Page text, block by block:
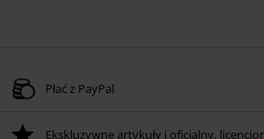
Płać z PayPal
Ekskluzywne artykuły i oficjalny,